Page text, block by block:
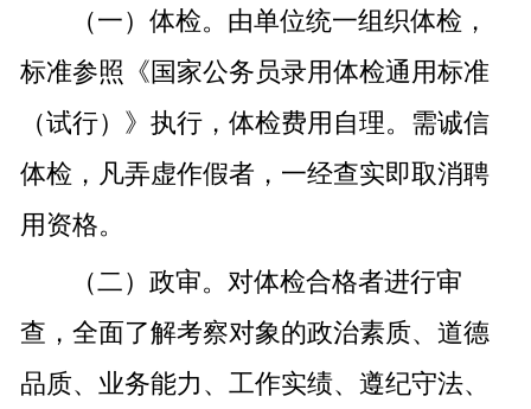
（一）体检。由单位统一组织体检，
标准参照《国家公务员录用体检通用标准
（试行）》执行，体检费用自理。需诚信
体检，凡弄虚作假者，一经查实即取消聘
用资格。
（二）政审。对体检合格者进行审
查，全面了解考察对象的政治素质、道德
品质、业务能力、工作实绩、遵纪守法、